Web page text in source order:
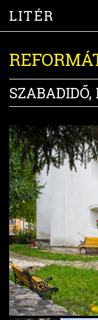
LITÉR
SZABADIDŐ,